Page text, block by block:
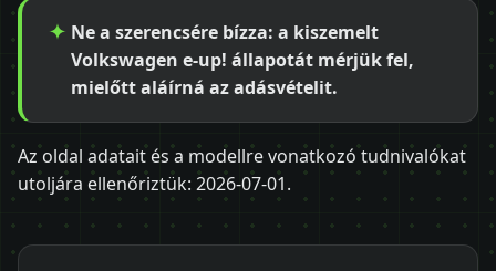
Ne a szerencsére bízza: a kiszemelt
Volkswagen e-up! állapotát mérjük fel,
mielőtt aláírná az adásvételit.
Az oldal adatait és a modellre vonatkozó tudnivalókat
utoljára ellenőriztük: 2026-07-01.